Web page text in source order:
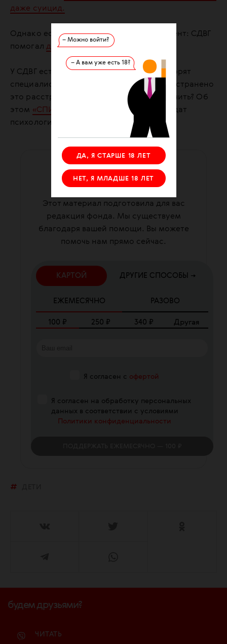
– Можно войти?
– А вам уже есть 18?
ДА, Я СТАРШЕ 18 ЛЕТ
НЕТ, Я МЛАДШЕ 18 ЛЕТ
даже суицид.
Однако есть еще один интересный момент: СДВГ
помогал древним людям выжить.
У СДВГ есть три ключевых симптома, говорят
специалисты. Насколько вообще распространено
это расстройство? Как его правильно лечить? Об
этом «СПИД.ЦЕНТРу» рассказала
кандидат
психологических наук Ангелина Дука.
ваша помощь работает
Этот материал подготовила для вас
редакция фонда. Мы существуем
благодаря вашей помощи. Вы можете
помочь нам прямо сейчас.
КАРТОЙ ДРУГИЕ СПОСОБЫ →
ЕЖЕМЕСЯЧНО РАЗОВО
100 ₽ 250 ₽ 340 ₽ Другая
Я согласен с офертой
Я согласен на обработку персональных
данных в соответствии с условиями
Политики конфиденциальности
будем друзьями?
ЧИТАТЬ